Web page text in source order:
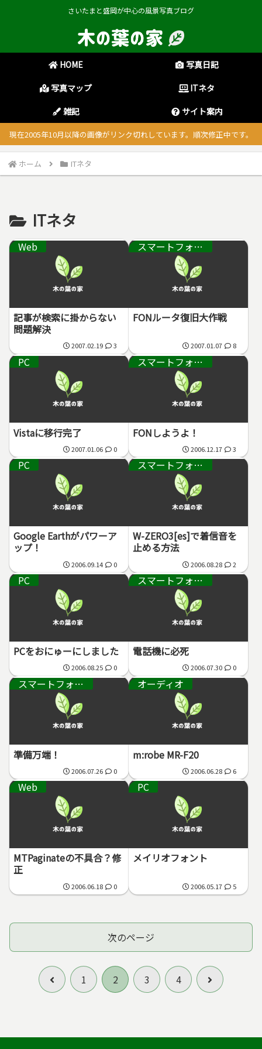
さいたまと盛岡が中心の風景写真ブログ
HOME
写真日記
写真マップ
ITネタ
雑記
サイト案内
現在2005年10月以降の画像がリンク切れしています。順次修正中です。
ホーム ITネタ
ITネタ
Web
記事が検索に掛からない
問題解決
2007.02.19 3
スマートフォン・通信機器
FONルータ復旧大作戦
2007.01.07 8
PC
Vistaに移行完了
2007.01.06 0
スマートフォン・通信機器
FONしようよ！
2006.12.17 3
PC
Google Earthがパワーア
ップ！
2006.09.14 0
スマートフォン・通信機器
W-ZERO3[es]で着信音を
止める方法
2006.08.28 2
PC
PCをおにゅーにしました
2006.08.25 0
スマートフォン・通信機器
電話機に必死
2006.07.30 0
スマートフォン・通信機器
準備万端！
2006.07.26 0
オーディオ
m:robe MR-F20
2006.06.28 6
Web
MTPaginateの不具合？修
正
2006.06.18 0
PC
メイリオフォント
2006.05.17 5
次のページ
前
1 2 3 4
次